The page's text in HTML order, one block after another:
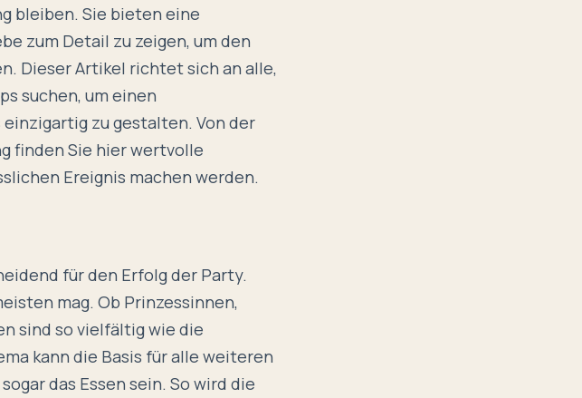
bleiben. Sie bieten eine
zum Detail zu zeigen, um den
Dieser Artikel richtet sich an alle,
suchen, um einen
zu gestalten. Von der
finden Sie hier wertvolle
Ereignis machen werden.
für den Erfolg der Party.
mag. Ob Prinzessinnen,
sind so vielfältig wie die
kann die Basis für alle weiteren
das Essen sein. So wird die